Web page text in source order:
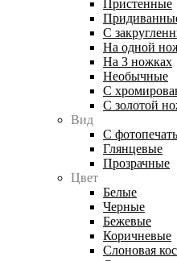
Пристенные
С
На одной
На 3 ножках
Необычные
С
С золотой
Вид
С
Глянцевые
Прозрачные
Цвет
Белые
Черные
Бежевые
Коричневые
Слоновая